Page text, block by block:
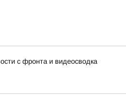
с фронта и видеосводка